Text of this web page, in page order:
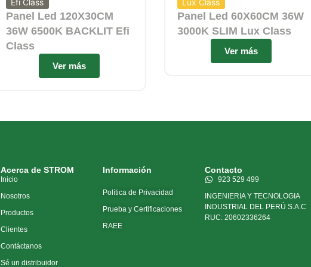
Efi Class
Panel Led 120X30CM
36W 6500K BACKLIT Efi
Class
Ver más
Lux Class
Panel Led 60X60CM 36W
3000K SLIM Lux Class
Ver más
Acerca de STROM
Inicio
Nosotros
Productos
Clientes
Contáctanos
Sé un distribuidor
Información
Política de Privacidad
Prueba y Certificaciones
RAEE
Contacto
923 529 499
INGENIERIA Y TECNOLOGIA
INDUSTRIAL DEL PERÚ S.A.C
RUC: 20602336264